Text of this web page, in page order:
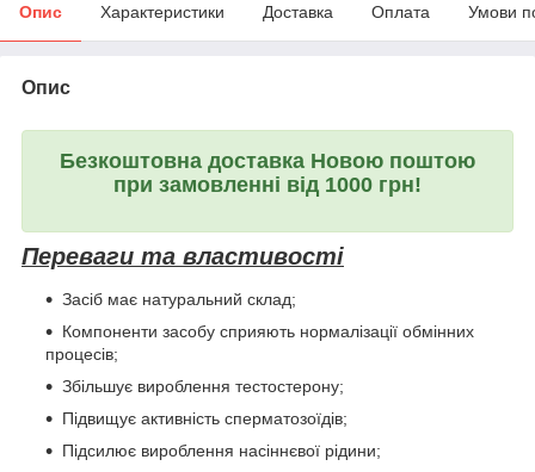
Опис Характеристики Доставка Оплата Умови
Опис
Безкоштовна доставка Новою поштою
при замовленні від 1000 грн!
Переваги та властивості
Засіб має натуральний склад;
Компоненти засобу сприяють нормалізації обмінних
процесів;
Збільшує вироблення тестостерону;
Підвищує активність сперматозоїдів;
Підсилює вироблення насіннєвої рідини;